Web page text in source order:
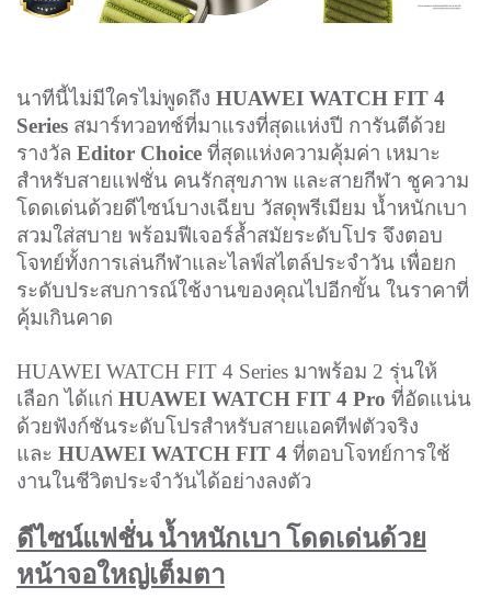
นาทีนี้ไม่มีใครไม่พูดถึง HUAWEI WATCH FIT 4
Series สมาร์ทวอทช์ที่มาแรงที่สุดแห่งปี การันตีด้วย
รางวัล Editor Choice ที่สุดแห่งความคุ้มค่า เหมาะ
สำหรับสายแฟชั่น คนรักสุขภาพ และสายกีฬา ชูความ
โดดเด่นด้วยดีไซน์บางเฉียบ วัสดุพรีเมียม น้ำหนักเบา
สวมใส่สบาย พร้อมฟีเจอร์ล้ำสมัยระดับโปร จึงตอบ
โจทย์ทั้งการเล่นกีฬาและไลฟ์สไตล์ประจำวัน เพื่อยก
ระดับประสบการณ์ใช้งานของคุณไปอีกขั้น ในราคาที่
คุ้มเกินคาด
HUAWEI WATCH FIT 4 Series มาพร้อม 2 รุ่นให้
เลือก ได้แก่ HUAWEI WATCH FIT 4 Pro ที่อัดแน่น
ด้วยฟังก์ชันระดับโปรสำหรับสายแอคทีฟตัวจริง
และ HUAWEI WATCH FIT 4 ที่ตอบโจทย์การใช้
งานในชีวิตประจำวันได้อย่างลงตัว
ดีไซน์แฟชั่น น้ำหนักเบา โดดเด่นด้วย
หน้าจอใหญ่เต็มตา